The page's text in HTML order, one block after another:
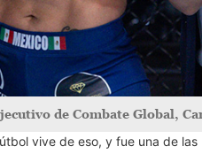
de Combate Global,
vive de eso, y fue una de